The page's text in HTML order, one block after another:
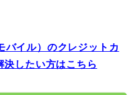
イル）のクレジットカ
決したい方はこちら